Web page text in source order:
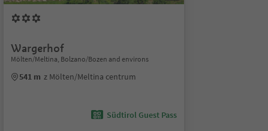
Wargerhof
Mölten/Meltina, Bolzano/Bozen and environs
541 m z Mölten/Meltina centrum
Südtirol Guest Pass